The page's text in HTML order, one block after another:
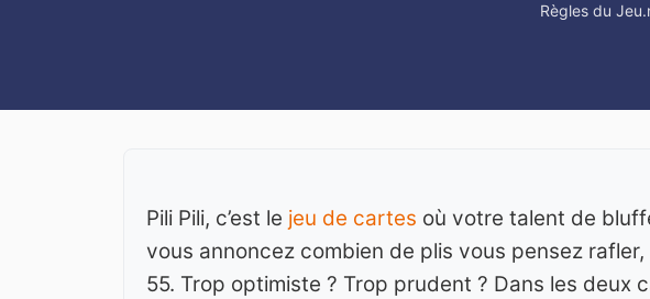
Règles du
Pili Pili, c’est le jeu de cartes où votre talent de
vous annoncez combien de plis vous pensez
55. Trop optimiste ? Trop prudent ? Dans les